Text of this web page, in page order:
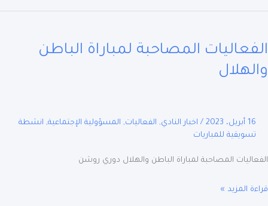
المصاحبة لمباراة الباطن
/اخبار النادي,الفعاليات,المسؤولية الإجتماعية,انشطة
تسويقية للمباريات
المصاحبة لمباراة الباطن والهلال دوري روشن
المزيد »